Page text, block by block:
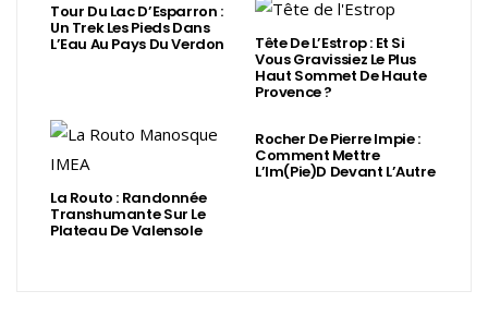
Tour Du Lac D’Esparron :
Un Trek Les Pieds Dans
L’Eau Au Pays Du Verdon Tête De L’Estrop : Et Si
Vous Gravissiez Le Plus
Haut Sommet De Haute
Provence ?
La Routo : Randonnée
Transhumante Sur Le
Plateau De Valensole
Rocher De Pierre Impie :
Comment Mettre
L’Im(Pie)d Devant L’Autre